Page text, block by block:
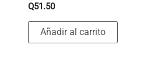
Q51.50
Añadir al carrito